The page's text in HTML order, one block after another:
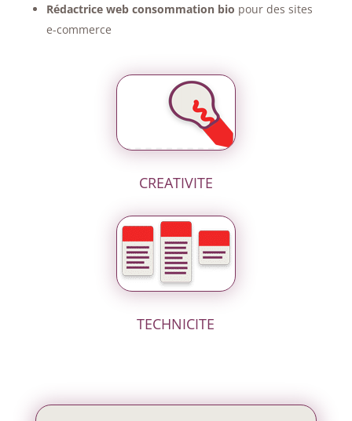
Rédactrice web consommation bio pour des sites
e-commerce
CREATIVITE
TECHNICITE